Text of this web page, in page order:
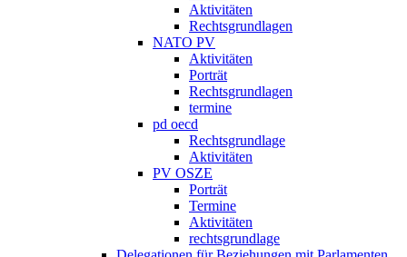
Aktivitäten
Rechtsgrundlagen
NATO PV
Aktivitäten
Porträt
Rechtsgrundlagen
termine
pd oecd
Rechtsgrundlage
Aktivitäten
PV OSZE
Porträt
Termine
Aktivitäten
rechtsgrundlage